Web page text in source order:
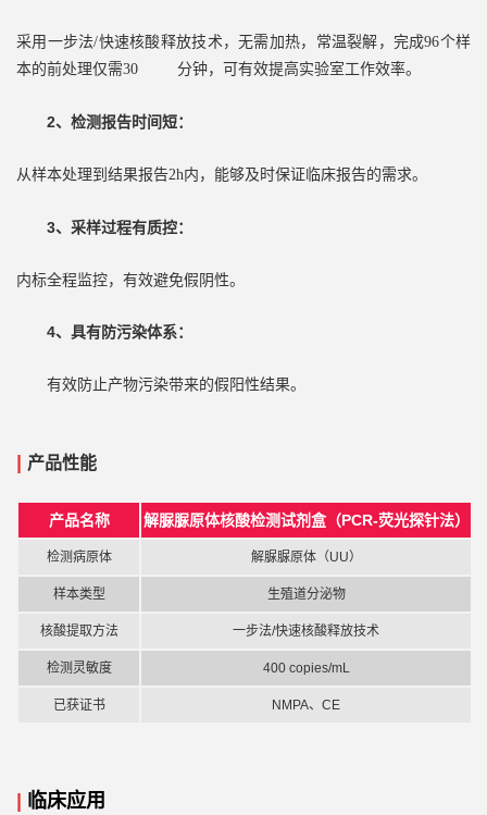
采用一步法/快速核酸释放技术，无需加热，常温裂解，完成96个样
本的前处理仅需30 分钟，可有效提高实验室工作效率。
2、检测报告时间短：
从样本处理到结果报告2h内，能够及时保证临床报告的需求。
3、采样过程有质控：
内标全程监控，有效避免假阴性。
4、具有防污染体系：
有效防止产物污染带来的假阳性结果。
产品性能
产品名称 解脲脲原体核酸检测试剂盒（PCR-荧光探针法）
检测病原体 解脲脲原体（UU）
样本类型 生殖道分泌物
核酸提取方法 一步法/快速核酸释放技术
检测灵敏度 400 copies/mL
已获证书 NMPA、CE
临床应用